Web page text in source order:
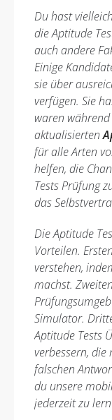
Du hast
die Aptitude
auch andere
Einige
sie über
verfügen. Sie
waren
aktualisierten
für alle Arten
helfen, die
Tests Prüfung
das
Die Aptitude
Vorteilen.
verstehen,
machst.
Simulator.
Aptitude Tests
verbessern,
falschen
du unsere
jederzeit zu